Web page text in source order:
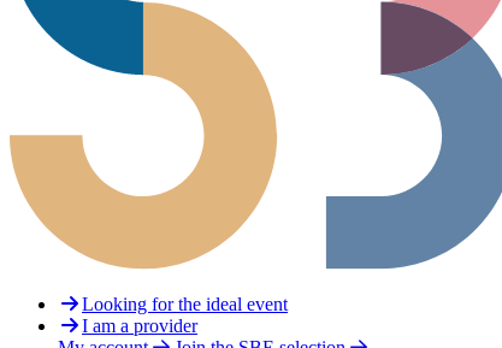
Looking for the ideal event
I am a provider